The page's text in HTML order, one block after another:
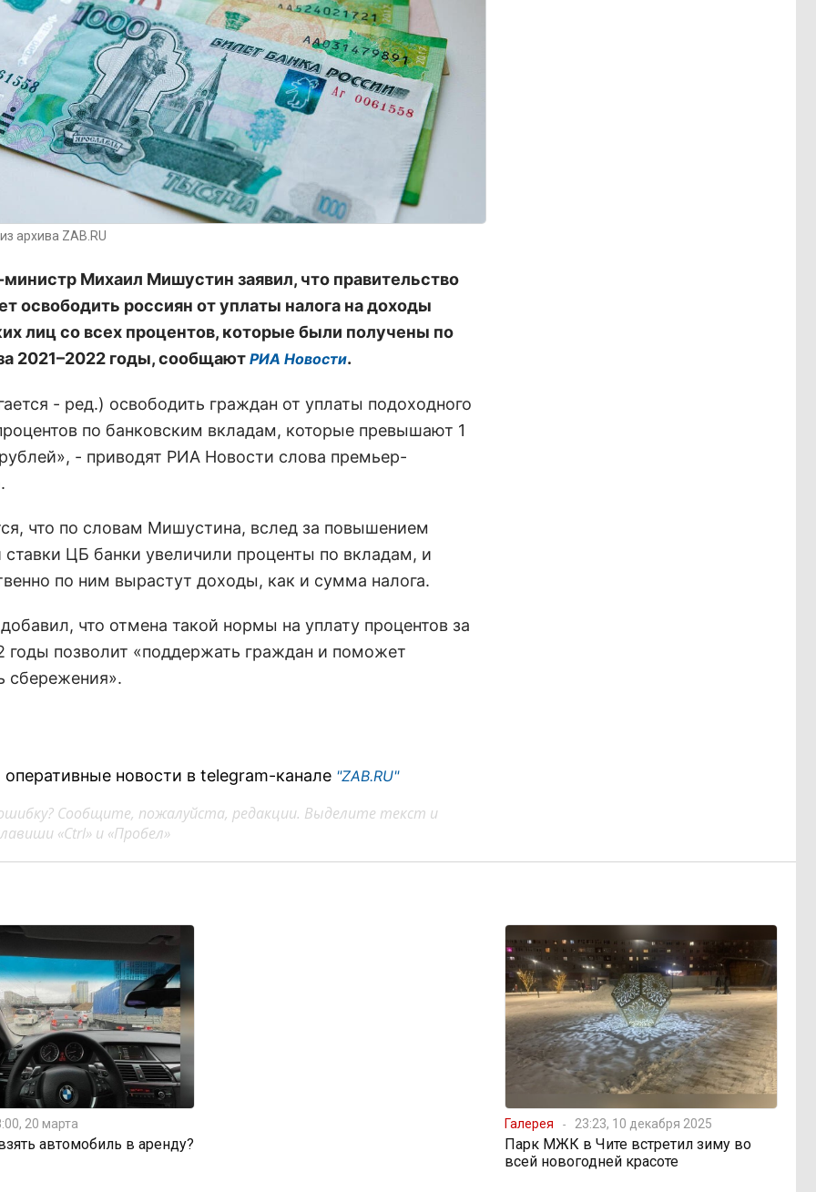
архива ZAB.RU
Михаил Мишустин заявил, что правительство
освободить россиян от уплаты налога на доходы
лиц со всех процентов, которые были получены по
2021–2022 годы, сообщаютРИА Новости.
- ред.) освободить граждан от уплаты подоходного
по банковским вкладам, которые превышают 1
- приводят РИА Новости слова премьер-
что по словам Мишустина, вслед за повышением
ЦБ банки увеличили проценты по вкладам, и
по ним вырастут доходы, как и сумма налога.
что отмена такой нормы на уплату процентов за
годы позволит «поддержать граждан и поможет
сбережения».
новости в telegram-канале "ZAB.RU"
Сообщите, пожалуйста, редакции. Выделите текст и
«Ctrl» и «Пробел»
20 марта
автомобиль в аренду?
Галерея 23:23, 10 декабря 2025
Парк МЖК в Чите встретил зиму во
всей новогодней красоте